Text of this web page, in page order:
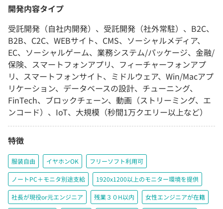
開発内容タイプ
受託開発（自社内開発）、受託開発（社外常駐）、B2C、
B2B、C2C、WEBサイト、CMS、ソーシャルメディア、
EC、ソーシャルゲーム、業務システム/パッケージ、金融/
保険、スマートフォンアプリ、フィーチャーフォンアプ
リ、スマートフォンサイト、ミドルウェア、Win/Macアプ
リケーション、データベースの設計、チューニング、
FinTech、ブロックチェーン、動画（ストリーミング、エ
ンコード）、IoT、大規模（秒間1万クエリー以上など）
特徴
服装自由 イヤホンOK フリーソフト利用可
ノートPC＋モニタ別途支給 1920x1200以上のモニター環境を提供
社長が現役or元エンジニア 残業３０H以内 女性エンジニアが在籍